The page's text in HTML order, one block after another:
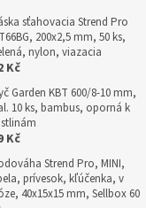
sťahovacia Strend Pro
200x2,5 mm, 50 ks,
nylon, viazacia
Kč
Garden KBT 600/8-10 mm,
10 ks, bambus, oporná k
Kč
Strend Pro, MINI,
prívesok, kľúčenka, v
40x15x15 mm, Sellbox 60